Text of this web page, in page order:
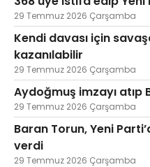
29 Temmuz 2026 Çarşamba
Kendi davası için
kazanılabilir
29 Temmuz 2026 Çarşamba
Aydoğmuş imzayı atıp
29 Temmuz 2026 Çarşamba
Baran Torun, Yeni
verdi
29 Temmuz 2026 Çarşamba